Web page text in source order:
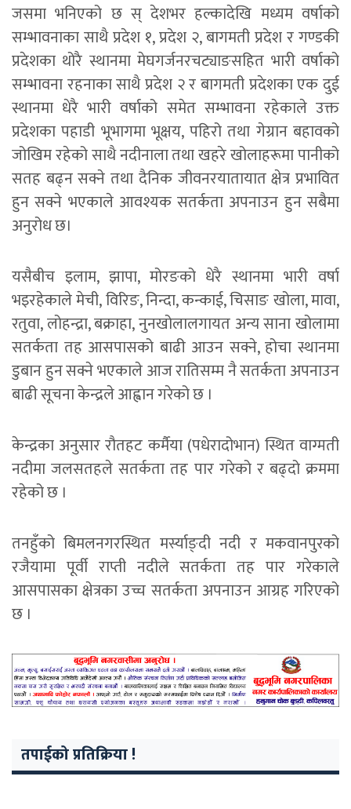
जसमा भनिएको छ स् देशभर हल्कादेखि मध्यम वर्षाको
सम्भावनाका साथै प्रदेश १, प्रदेश २, बागमती प्रदेश र गण्डकी
प्रदेशका थोरै स्थानमा मेघगर्जनरचट्याङसहित भारी वर्षाको
सम्भावना रहनाका साथै प्रदेश २ र बागमती प्रदेशका एक दुई
स्थानमा धेरै भारी वर्षाको समेत सम्भावना रहेकाले उक्त
प्रदेशका पहाडी भूभागमा भूक्षय, पहिरो तथा गेग्रान बहावको
जोखिम रहेको साथै नदीनाला तथा खहरे खोलाहरूमा पानीको
सतह बढ्न सक्ने तथा दैनिक जीवनरयातायात क्षेत्र प्रभावित
हुन सक्ने भएकाले आवश्यक सतर्कता अपनाउन हुन सबैमा
अनुरोध छ।
यसैबीच इलाम, झापा, मोरङको धेरै स्थानमा भारी वर्षा
भइरहेकाले मेची, विरिङ, निन्दा, कन्काई, चिसाङ खोला, मावा,
रतुवा, लोहन्द्रा, बक्राहा, नुनखोलालगायत अन्य साना खोलामा
सतर्कता तह आसपासको बाढी आउन सक्ने, होचा स्थानमा
डुबान हुन सक्ने भएकाले आज रातिसम्म नै सतर्कता अपनाउन
बाढी सूचना केन्द्रले आह्वान गरेको छ ।
केन्द्रका अनुसार रौतहट कर्मैया (पधेरादोभान) स्थित वाग्मती
नदीमा जलसतहले सतर्कता तह पार गरेको र बढ्दो क्रममा
रहेको छ ।
तनहुँको बिमलनगरस्थित मर्स्याङ्दी नदी र मकवानपुरको
रजैयामा पूर्वी राप्ती नदीले सतर्कता तह पार गरेकाले
आसपासका क्षेत्रका उच्च सतर्कता अपनाउन आग्रह गरिएको
छ ।
तपाईको प्रतिक्रिया !